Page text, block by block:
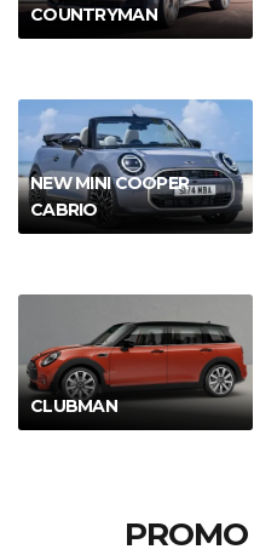
COUNTRYMAN
NEW MINI COOPER
CABRIO
CLUBMAN